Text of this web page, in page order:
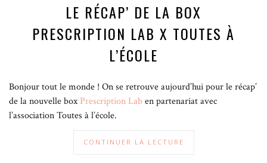
LE RÉCAP’ DE LA BOX
PRESCRIPTION LAB X TOUTES À
L’ÉCOLE
Bonjour tout le monde ! On se retrouve aujourd’hui pour le récap’
de la nouvelle boxPrescription Lab en partenariat avec
l’association Toutes à l’école.
CONTINUER LA LECTURE